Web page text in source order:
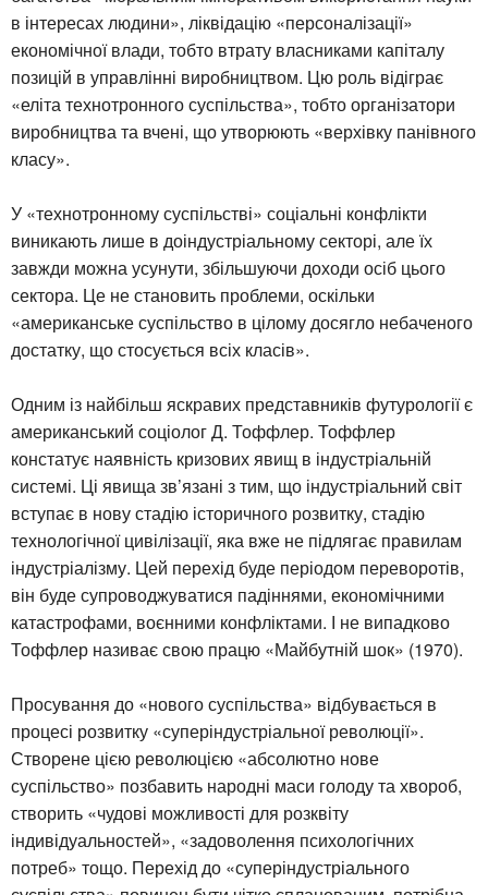
в інтересах людини», ліквідацію «персоналізації»
економічної влади, тобто втрату власниками капіталу
позицій в управлінні виробництвом. Цю роль відіграє
«еліта технотронного суспільства», тобто організатори
виробництва та вчені, що утворюють «верхівку панівного
класу».
У «технотронному суспільстві» соціальні конфлікти
виникають лише в доіндустріальному секторі, але їх
завжди можна усунути, збільшуючи доходи осіб цього
сектора. Це не становить проблеми, оскільки
«американське суспільство в цілому досягло небаченого
достатку, що стосується всіх класів».
Одним із найбільш яскравих представників футурології є
американський соціолог Д. Тоффлер. Тоффлер
констатує наявність кризових явищ в індустріальній
системі. Ці явища зв’язані з тим, що індустріальний світ
вступає в нову стадію історичного розвитку, стадію
технологічної цивілізації, яка вже не підлягає правилам
індустріалізму. Цей перехід буде періодом переворотів,
він буде супроводжуватися падіннями, економічними
катастрофами, воєнними конфліктами. І не випадково
Тоффлер називає свою працю «Майбутній шок» (1970).
Просування до «нового суспільства» відбувається в
процесі розвитку «суперіндустріальної революції».
Створене цією революцією «абсолютно нове
суспільство» позбавить народні маси голоду та хвороб,
створить «чудові можливості для розквіту
індивідуальностей», «задоволення психологічних
потреб» тощо. Перехід до «суперіндустріального